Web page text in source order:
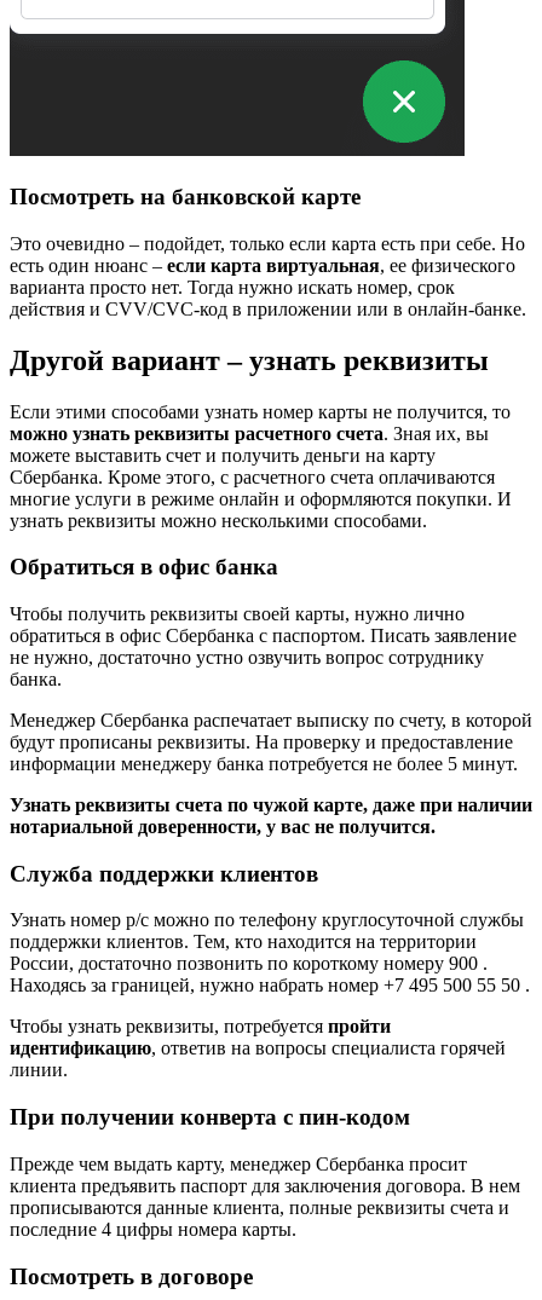
Посмотреть на банковской карте
Это очевидно – подойдет, только если карта есть при себе. Но
есть один нюанс – если карта виртуальная, ее физического
варианта просто нет. Тогда нужно искать номер, срок
действия и CVV/CVC-код в приложении или в онлайн-банке.
Другой вариант – узнать реквизиты
Если этими способами узнать номер карты не получится, то
можно узнать реквизиты расчетного счета. Зная их, вы
можете выставить счет и получить деньги на карту
Сбербанка. Кроме этого, с расчетного счета оплачиваются
многие услуги в режиме онлайн и оформляются покупки. И
узнать реквизиты можно несколькими способами.
Обратиться в офис банка
Чтобы получить реквизиты своей карты, нужно лично
обратиться в офис Сбербанка с паспортом. Писать заявление
не нужно, достаточно устно озвучить вопрос сотруднику
банка.
Менеджер Сбербанка распечатает выписку по счету, в которой
будут прописаны реквизиты. На проверку и предоставление
информации менеджеру банка потребуется не более 5 минут.
Узнать реквизиты счета по чужой карте, даже при наличии
нотариальной доверенности, у вас не получится.
Служба поддержки клиентов
Узнать номер р/с можно по телефону круглосуточной службы
поддержки клиентов. Тем, кто находится на территории
России, достаточно позвонить по короткому номеру 900 .
Находясь за границей, нужно набрать номер +7 495 500 55 50 .
Чтобы узнать реквизиты, потребуется пройти
идентификацию, ответив на вопросы специалиста горячей
линии.
При получении конверта с пин-кодом
Прежде чем выдать карту, менеджер Сбербанка просит
клиента предъявить паспорт для заключения договора. В нем
прописываются данные клиента, полные реквизиты счета и
последние 4 цифры номера карты.
Посмотреть в договоре